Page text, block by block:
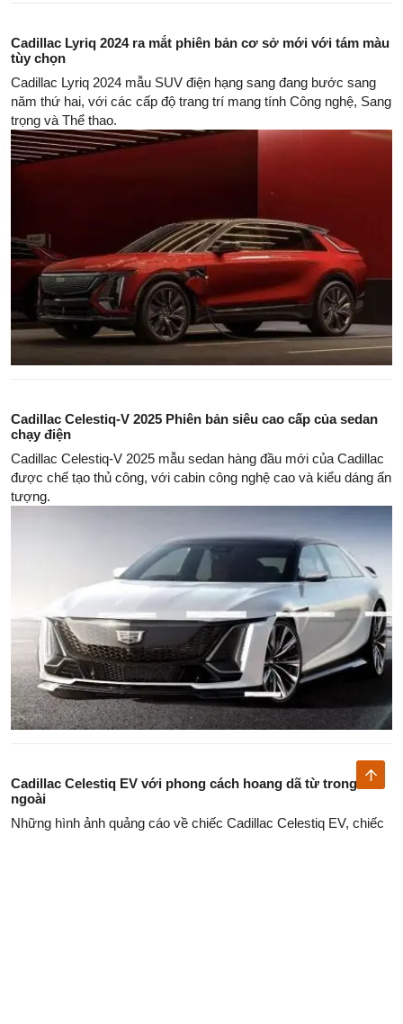
Cadillac Lyriq 2024 ra mắt phiên bản cơ sở mới với tám màu
tùy chọn
Cadillac Lyriq 2024 mẫu SUV điện hạng sang đang bước sang
năm thứ hai, với các cấp độ trang trí mang tính Công nghệ, Sang
trọng và Thể thao.
Cadillac Celestiq-V 2025 Phiên bản siêu cao cấp của sedan
chạy điện
Cadillac Celestiq-V 2025 mẫu sedan hàng đầu mới của Cadillac
được chế tạo thủ công, với cabin công nghệ cao và kiểu dáng ấn
tượng.
Cadillac Celestiq EV với phong cách hoang dã từ trong ra
ngoài
Những hình ảnh quảng cáo về chiếc Cadillac Celestiq EV, chiếc